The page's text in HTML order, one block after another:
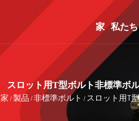
家 私た
スロット用T型ボルト非標準ボ
家 /製品 /非標準ボルト /スロット用T